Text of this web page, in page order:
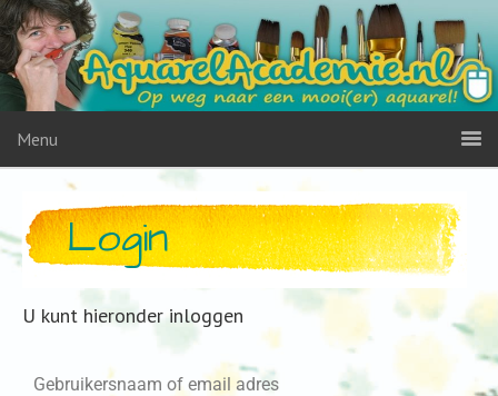
Menu
Login
U kunt hieronder inloggen
Gebruikersnaam of email adres